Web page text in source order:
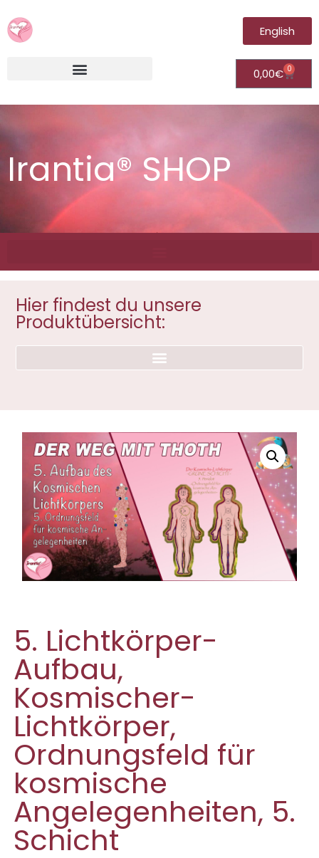
English
0,00€ 0
Irantia® SHOP
Hier findest du unsere
Produktübersicht:
5. Lichtkörper-
Aufbau,
Kosmischer-
Lichtkörper,
Ordnungsfeld für
kosmische
Angelegenheiten, 5.
Schicht